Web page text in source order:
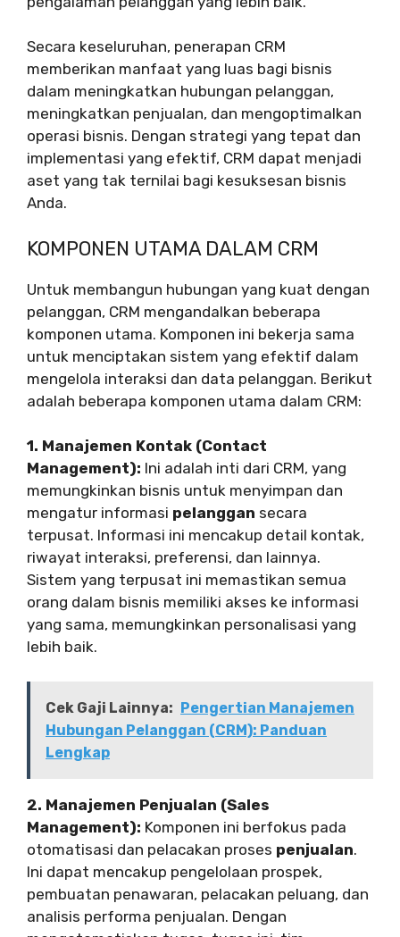
Secara keseluruhan, penerapan CRM
memberikan manfaat yang luas bagi bisnis
dalam meningkatkan hubungan pelanggan,
meningkatkan penjualan, dan mengoptimalkan
operasi bisnis. Dengan strategi yang tepat dan
implementasi yang efektif, CRM dapat menjadi
aset yang tak ternilai bagi kesuksesan bisnis
Anda.
KOMPONEN UTAMA DALAM CRM
Untuk membangun hubungan yang kuat dengan
pelanggan, CRM mengandalkan beberapa
komponen utama. Komponen ini bekerja sama
untuk menciptakan sistem yang efektif dalam
mengelola interaksi dan data pelanggan. Berikut
adalah beberapa komponen utama dalam CRM:
1. Manajemen Kontak (Contact
Management): Ini adalah inti dari CRM, yang
memungkinkan bisnis untuk menyimpan dan
mengatur informasi pelanggan secara
terpusat. Informasi ini mencakup detail kontak,
riwayat interaksi, preferensi, dan lainnya.
Sistem yang terpusat ini memastikan semua
orang dalam bisnis memiliki akses ke informasi
yang sama, memungkinkan personalisasi yang
lebih baik.
Cek Gaji Lainnya: Pengertian Manajemen
Hubungan Pelanggan (CRM): Panduan
Lengkap
2. Manajemen Penjualan (Sales
Management): Komponen ini berfokus pada
otomatisasi dan pelacakan proses penjualan.
Ini dapat mencakup pengelolaan prospek,
pembuatan penawaran, pelacakan peluang, dan
analisis performa penjualan. Dengan